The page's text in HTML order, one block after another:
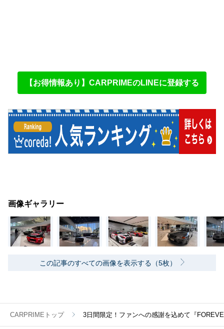
【お得情報あり】CARPRIMEのLINEに登録する
画像ギャラリー
この記事のすべての画像を表示する（5枚）
CARPRIMEトップ 3日間限定！ファンへの感謝を込めて『